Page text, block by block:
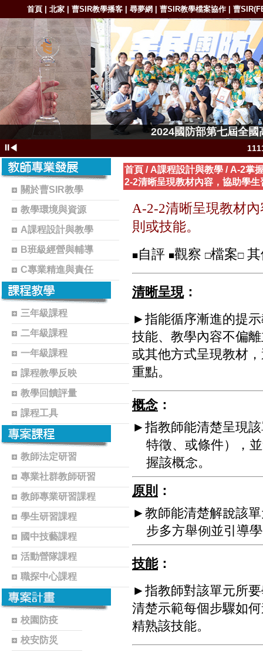
首頁 |北家 |曹SIR教學播客 |尋夢網 |曹SIR教學檔案協作 |曹
2024國防部第七屆全
⏸◀
1111-
1111-1111111
1111-
1102-
曹
關於曹SIR教學
教學環境與資源
A課程設計與教學
B班級經營與輔導
C專業精進與責任
三年級課程
二年級課程
一年級課程
課程教學反映
教學回饋評量
課程工具
教師法定研習
專業社群教師研習
教師專業研習課程
學生研習課程
國中技藝課程
活動營隊課程
職探中心課程
校園防疫
校安防災
首頁 / A課程設計與教學 / A-2掌
2-2清晰呈現教材內容，協助學
A-2-2清晰呈現教材
則或技能。
■自評 ■觀察 □檔案□
清晰呈現：
►指能循序漸進的提
技能、教學內容不偏
或其他方式呈現教材
重點。
概念：
►指教師能清楚呈現
特徵、或條件），
握該概念。
原則 ：
►教師能清楚解說該
步多方舉例並引導
技能：
►指教師對該單元所
清楚示範每個步驟如
精熟該技能。